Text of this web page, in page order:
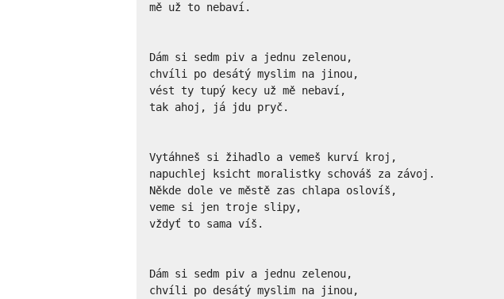
mě už to nebaví.
Dám si sedm piv a jednu zelenou,
chvíli po desátý myslim na jinou,
vést ty tupý kecy už mě nebaví,
tak ahoj, já jdu pryč.
Vytáhneš si žihadlo a vemeš kurví kroj,
napuchlej ksicht moralistky schováš za závoj.
Někde dole ve městě zas chlapa oslovíš,
veme si jen troje slipy,
vždyť to sama víš.
Dám si sedm piv a jednu zelenou,
chvíli po desátý myslim na jinou,